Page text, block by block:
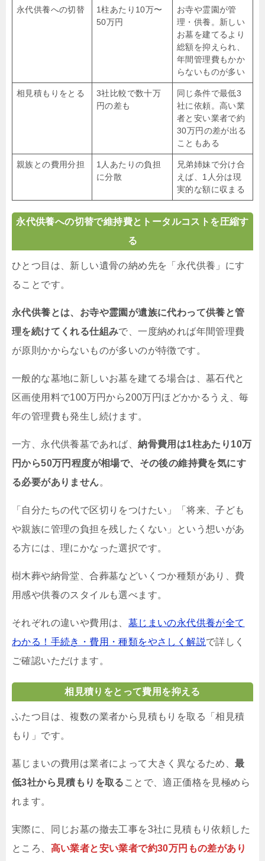
永代供養への切替
1柱あたり10万〜
50万円
お寺や霊園が管
理・供養。新しい
お墓を建てるより
総額を抑えられ、
年間管理費もかか
らないものが多い
相見積もりをとる
3社比較で数十万
円の差も
同じ条件で最低3
社に依頼。高い業
者と安い業者で約
30万円の差が出る
こともある
親族との費用分担
1人あたりの負担
に分散
兄弟姉妹で分け合
えば、1人分は現
実的な額に収まる
永代供養への切替で維持費とトータルコストを圧縮す
る
ひとつ目は、新しい遺骨の納め先を「永代供養」にす
ることです。
永代供養とは、お寺や霊園が遺族に代わって供養と管
理を続けてくれる仕組みで、一度納めれば年間管理費
が原則かからないものが多いのが特徴です。
一般的な墓地に新しいお墓を建てる場合は、墓石代と
区画使用料で100万円から200万円ほどかかるうえ、毎
年の管理費も発生し続けます。
一方、永代供養墓であれば、納骨費用は1柱あたり10万
円から50万円程度が相場で、その後の維持費を気にす
る必要がありません。
「自分たちの代で区切りをつけたい」「将来、子ども
や親族に管理の負担を残したくない」という想いがあ
る方には、理にかなった選択です。
樹木葬や納骨堂、合葬墓などいくつか種類があり、費
用感や供養のスタイルも選べます。
それぞれの違いや費用は、 墓じまいの永代供養が全て
わかる！手続き・費用・種類をやさしく解説で詳しく
ご確認いただけます。
相見積りをとって費用を抑える
ふたつ目は、複数の業者から見積もりを取る「相見積
もり」です。
墓じまいの費用は業者によって大きく異なるため、最
低3社から見積もりを取る ことで、適正価格を見極めら
れます。
実際に、同じお墓の撤去工事を3社に見積もり依頼した
ところ、 高い業者と安い業者で約30万円もの差があり